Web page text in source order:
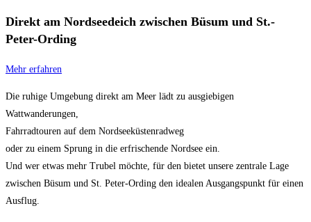
Direkt am Nordseedeich zwischen Büsum und St.-
Peter-Ording
Mehr erfahren
Die ruhige Umgebung direkt am Meer lädt zu ausgiebigen
Wattwanderungen,
Fahrradtouren auf dem Nordseeküstenradweg
oder zu einem Sprung in die erfrischende Nordsee ein.
Und wer etwas mehr Trubel möchte, für den bietet unsere zentrale Lage
zwischen Büsum und St. Peter-Ording den idealen Ausgangspunkt für einen
Ausflug.